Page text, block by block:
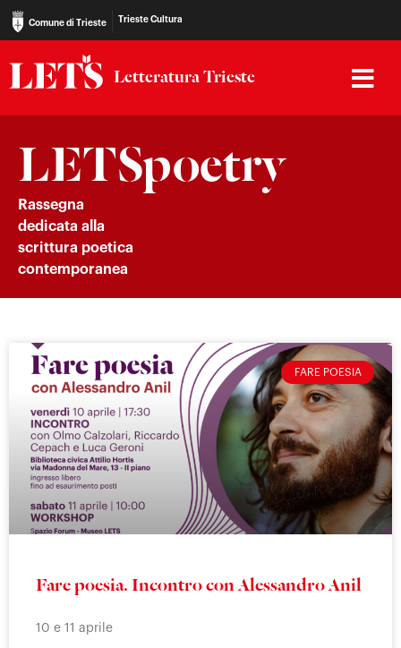
Comune di Trieste Trieste Cultura
Letteratura Trieste
LETSpoetry
Rassegna
dedicata alla
scrittura poetica
contemporanea
FARE POESIA
Fare poesia. Incontro con Alessandro Anil
10 e 11 aprile